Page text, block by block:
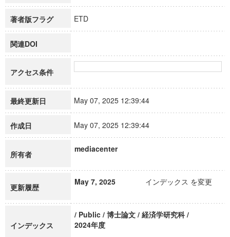
著者版フラグ ETD
関連DOI
アクセス条件
最終更新日 May 07, 2025 12:39:44
作成日 May 07, 2025 12:39:44
所有者
mediacenter
更新履歴
May 7, 2025 インデックス を変更
インデックス
/ Public / 博士論文 / 経済学研究科 /
2024年度